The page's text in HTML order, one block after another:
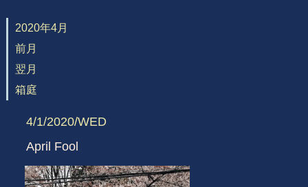
2020年4月
前月
翌月
箱庭
4/1/2020/WED
April Fool